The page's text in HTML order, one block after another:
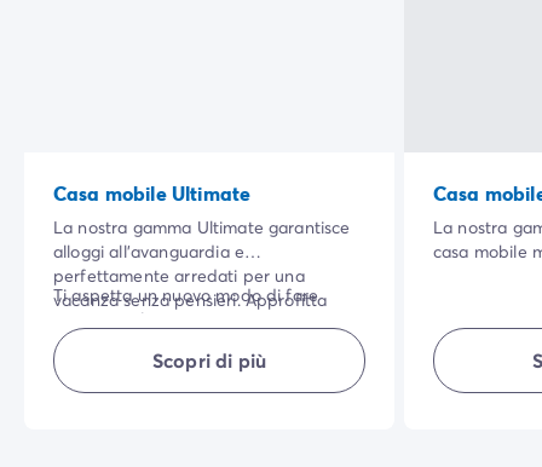
Casa mobile Ultimate
La nostra gamma Ultimate garantisce
alloggi all'avanguardia e
perfettamente arredati per una
vacanza senza pensieri. Approfitta
delle dotazioni e dei servizi di alta
gamma offerti dalla gamma: lenzuola,
asciugamani e pulizia di fine soggiorno.
Ti aspetta un nuovo modo di fare
campeggio!
NB: biancheria da letto di qualità
superiore per la master bedroom.
Scopri di più
Casa
La nostra
casa mobile
naturale, e
interne di
renderanno
piacevole.